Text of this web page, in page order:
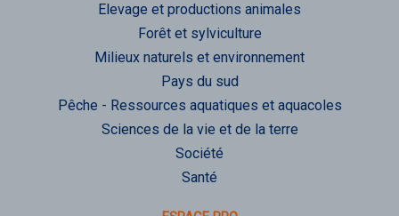
Elevage et productions animales
Forêt et sylviculture
Milieux naturels et environnement
Pays du sud
Pêche - Ressources aquatiques et aquacoles
Sciences de la vie et de la terre
Société
Santé